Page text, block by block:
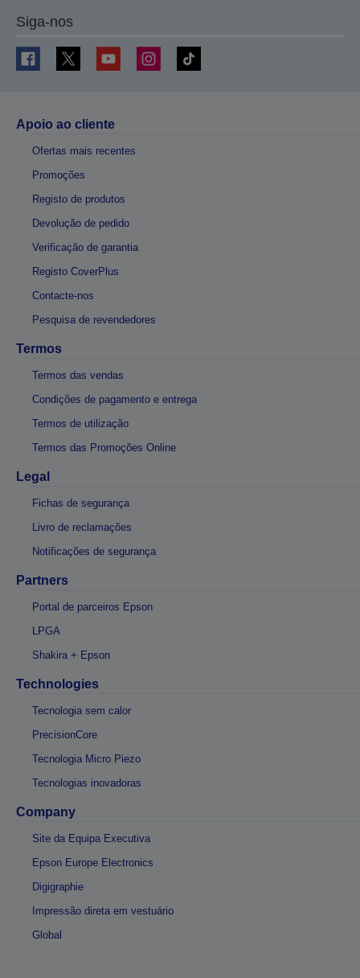
Siga-nos
Apoio ao cliente
Ofertas mais recentes
Promoções
Registo de produtos
Devolução de pedido
Verificação de garantia
Registo CoverPlus
Contacte-nos
Pesquisa de revendedores
Termos
Termos das vendas
Condições de pagamento e entrega
Termos de utilização
Termos das Promoções Online
Legal
Fichas de segurança
Livro de reclamações
Notificações de segurança
Partners
Portal de parceiros Epson
LPGA
Shakira + Epson
Technologies
Tecnologia sem calor
PrecisionCore
Tecnologia Micro Piezo
Tecnologias inovadoras
Company
Site da Equipa Executiva
Epson Europe Electronics
Digigraphie
Impressão direta em vestuário
Global